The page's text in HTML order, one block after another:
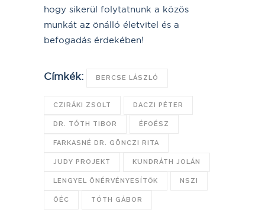
hogy sikerül folytatnunk a közös
munkát az önálló életvitel és a
befogadás érdekében!
Címkék: BERCSE LÁSZLÓ
CZIRÁKI ZSOLT DACZI PÉTER
DR. TÓTH TIBOR ÉFOÉSZ
FARKASNÉ DR. GÖNCZI RITA
JUDY PROJEKT KUNDRÁTH JOLÁN
LENGYEL ÖNÉRVÉNYESÍTŐK NSZI
ÖÉC TÓTH GÁBOR